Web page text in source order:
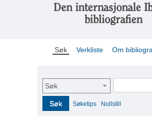
Den internasjonale
bibliografien
Søk Verkliste Om
Søk
Søk Søketips Nullstill